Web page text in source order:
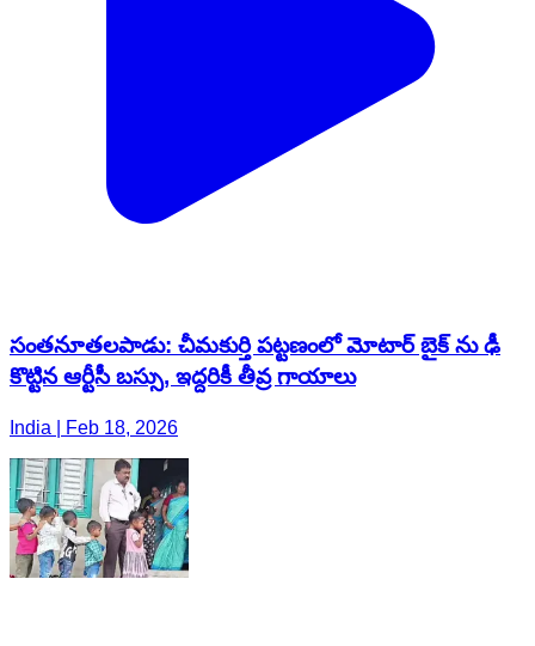
సంతనూతలపాడు: చీమకుర్తి పట్టణంలో మోటార్ బైక్ ను ఢీ
కొట్టిన ఆర్టీసీ బస్సు, ఇద్దరికీ తీవ్ర గాయాలు
India | Feb 18, 2026